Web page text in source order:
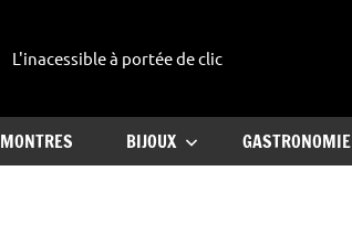
leblogluxe
L'inacessible à portée de clic
MONTRES BIJOUX GASTRONOMIE